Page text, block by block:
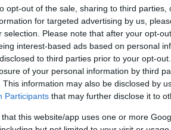
opt-out of the sale, sharing to third
for targeted advertising by us,
selection. Please note that after your opt-
interest-based ads based on personal
to third parties prior to your opt-
of your personal information by third
This information may also be disclosed by
Participants that may further disclose it to
that this website/app uses one or more